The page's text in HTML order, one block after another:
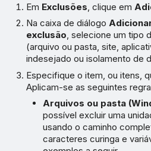
Em Exclusões , clique em
Na caixa de diálogo
exclusão, selecione um tipo
(arquivo ou pasta, site,
indesejado ou isolamento de
Especifique o item, ou itens,
Aplicam-se as seguintes
Arquivos ou pasta
possível excluir uma
usando o caminho
caracteres curinga e